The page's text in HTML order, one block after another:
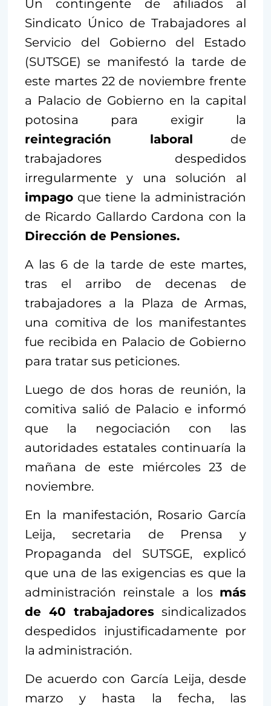
Un contingente de afiliados al
Sindicato Único de Trabajadores al
Servicio del Gobierno del Estado
(SUTSGE) se manifestó la tarde de
este martes 22 de noviembre frente
a Palacio de Gobierno en la capital
potosina para exigir la
reintegración laboral de
trabajadores despedidos
irregularmente y una solución al
impago que tiene la administración
de Ricardo Gallardo Cardona con la
Dirección de Pensiones.
A las 6 de la tarde de este martes,
tras el arribo de decenas de
trabajadores a la Plaza de Armas,
una comitiva de los manifestantes
fue recibida en Palacio de Gobierno
para tratar sus peticiones.
Luego de dos horas de reunión, la
comitiva salió de Palacio e informó
que la negociación con las
autoridades estatales continuaría la
mañana de este miércoles 23 de
noviembre.
En la manifestación, Rosario García
Leija, secretaria de Prensa y
Propaganda del SUTSGE, explicó
que una de las exigencias es que la
administración reinstale a los más
de 40 trabajadores sindicalizados
despedidos injustificadamente por
la administración.
De acuerdo con García Leija, desde
marzo y hasta la fecha, las